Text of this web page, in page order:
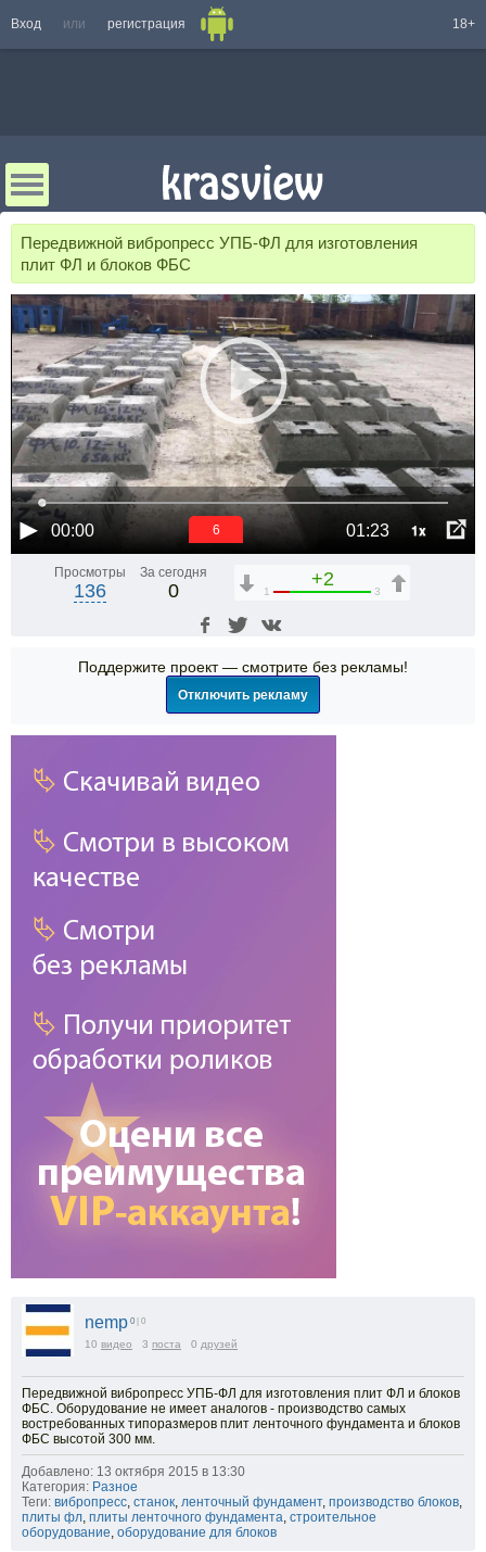
Вход или регистрация 18+
Передвижной вибропресс УПБ-ФЛ для изготовления
плит ФЛ и блоков ФБС
00:00 01:23 1x
6
Просмотры
136
За сегодня
0
+2
1 3
Поддержите проект — смотрите без рекламы!
Отключить рекламу
nemp 0 | 0
10 видео 3 поста 0 друзей
Передвижной вибропресс УПБ-ФЛ для изготовления плит ФЛ и блоков
ФБС. Оборудование не имеет аналогов - производство самых
востребованных типоразмеров плит ленточного фундамента и блоков
ФБС высотой 300 мм.
Добавлено: 13 октября 2015 в 13:30
Категория: Разное
Теги: вибропресс, станок, ленточный фундамент, производство блоков,
плиты фл, плиты ленточного фундамента, строительное
оборудование, оборудование для блоков